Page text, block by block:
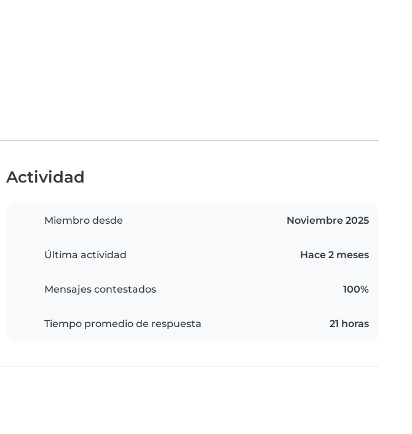
Actividad
Miembro desde Noviembre 2025
Última actividad Hace 2 meses
Mensajes contestados 100%
Tiempo promedio de respuesta 21 horas